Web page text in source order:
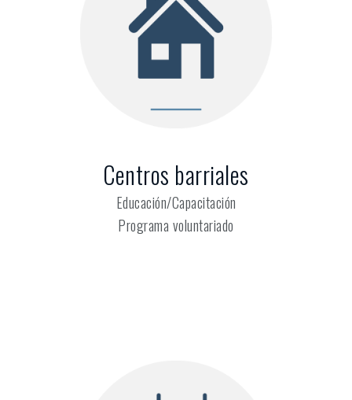
Centros barriales
Educación/Capacitación
Programa voluntariado